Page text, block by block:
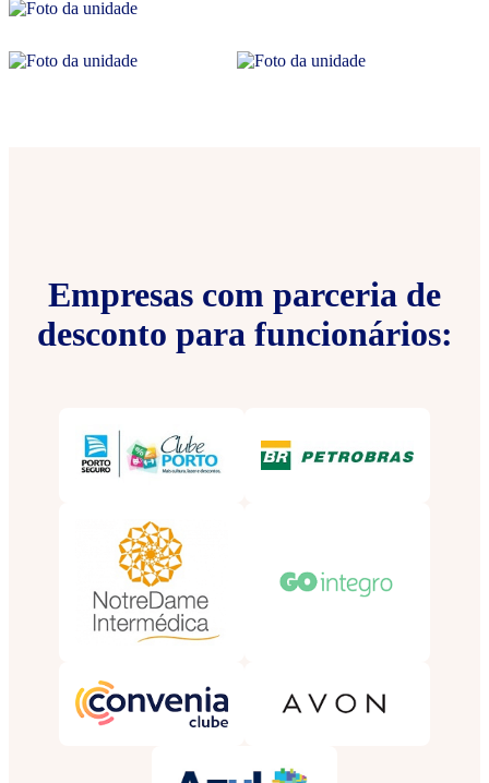
Empresas com parceria de
desconto para funcionários: